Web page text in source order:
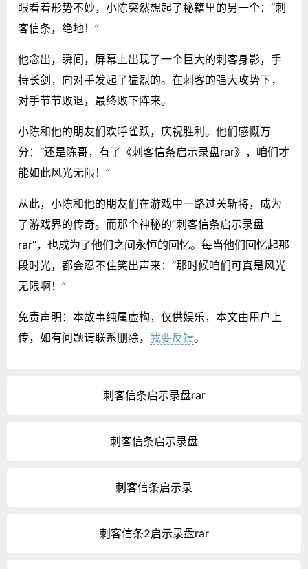
眼看着形势不妙，小陈突然想起了秘籍里的另一个：“刺
客信条，绝地！”
他念出，瞬间，屏幕上出现了一个巨大的刺客身影，手
持长剑，向对手发起了猛烈的。在刺客的强大攻势下，
对手节节败退，最终败下阵来。
小陈和他的朋友们欢呼雀跃，庆祝胜利。他们感慨万
分：“还是陈哥，有了《刺客信条启示录盘rar》，咱们才
能如此风光无限！”
从此，小陈和他的朋友们在游戏中一路过关斩将，成为
了游戏界的传奇。而那个神秘的“刺客信条启示录盘
rar”，也成为了他们之间永恒的回忆。每当他们回忆起那
段时光，都会忍不住笑出声来：“那时候咱们可真是风光
无限啊！”
免责声明：本故事纯属虚构，仅供娱乐，本文由用户上
传，如有问题请联系删除， 我要反馈。
刺客信条启示录盘rar
刺客信条启示录盘
刺客信条启示录
刺客信条2启示录盘rar